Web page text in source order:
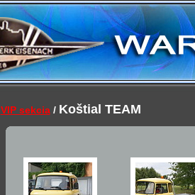
VIP sekcia/ Koštial TEAM